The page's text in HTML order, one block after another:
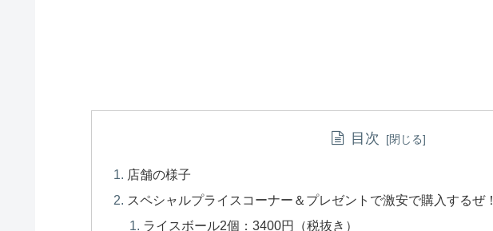
目次
店舗の様子
スペシャルプライスコーナー＆プレゼントで激安で購入するぜ！
ライスボール2個：3400円（税抜き）